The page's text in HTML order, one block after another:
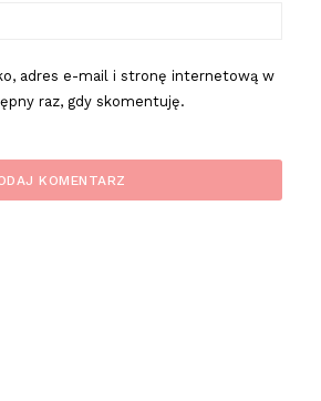
adres e-mail i stronę internetową w
raz, gdy skomentuję.